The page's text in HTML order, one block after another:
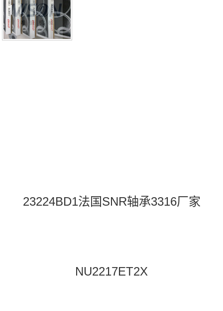
3316价格,3316采购NU.204E.G15.J30法国SNR轴承33
23224BD1法国SNR轴承3316厂家
NU2217ET2X